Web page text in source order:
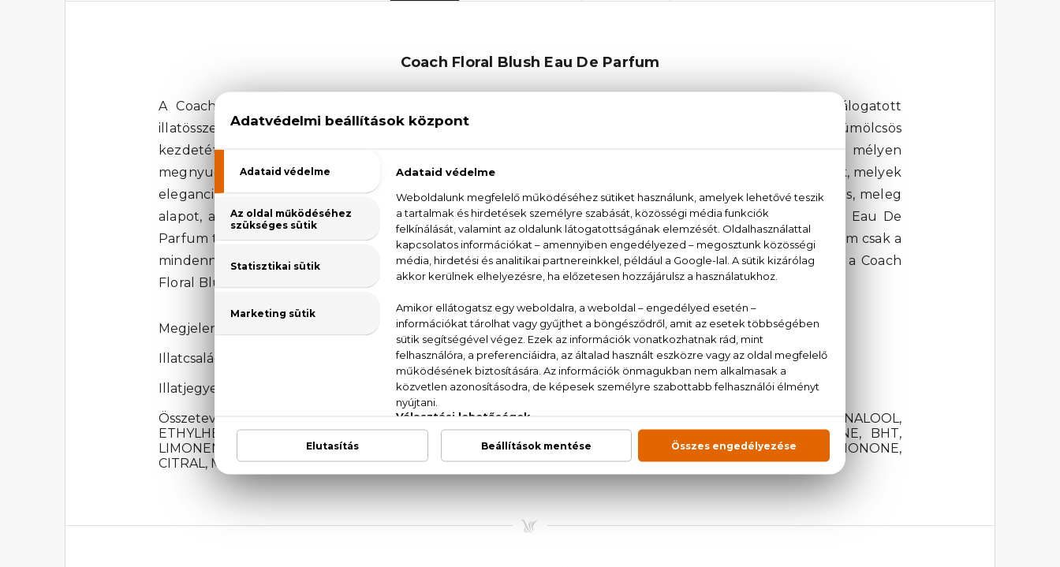
Coach Floral Blush Eau De Parfum
A Coach Floral Blush Eau De Parfum egy igazán különleges illat. A Coach márka gondosan válogatott
illatösszetevői közül a grapefruit, goji bogyó és barack trió adja ennek a női parfümnek a felfrissítő, gyümölcsös
kezdetét. Az illat középpontjában a bazsarózsa áll, mely nőies, romantikus és van benne valami mélyen
megnyugtató is. A virágos illatcsaládhoz hűen, a bazsarózsa mellett megjelennek a finom, fehér fás jegyek, melyek
eleganciát és tartósságot kölcsönöznek az illatnak. Végül a pézsma adja meg a parfümnek azt a krémes, meleg
alapot, amely egész nap kitart, és amiért mindenki megfordul utánad az utcán. A Coach Floral Blush Eau De
Parfum tökéletes választás minden nő számára, aki szereti az élénk, mégis nőies illatokat. Ez a parfüm nem csak a
mindennapokban, hanem különleges alkalmakkor is remek választás. Lépj be a virágos illatok világába a Coach
Floral Blush Eau De Parfummel!
Megjelenési év: 2019
Illatcsalád: Virágos
Illatjegyek: grapefruit, goji bogyó, őszibarack, bazsarózsa, fehér fás jegyek, pézsma
Összetevők: ALCOHOL DENAT. (SD ALCOHOL 39-C), PARFUM (FRAGRANCE), AQUA (WATER), LINALOOL,
ETHYLHEXYL METHOXYCINNAMATE, ETHYLHEXYL SALICYLATE, BUTYL METHOXYDIBENZOYLMETHANE, BHT,
LIMONENE, HEXYL CINNAMAL, CITRONELLOL, BANZYL SALICYLATE, GERANIOL, ALPHA-ISOMETHYL IONONE,
CITRAL, METHYL 2-OCTYNOATE, COUMARIN, BENZYL BENZOATE, AMYL CINNAMAL